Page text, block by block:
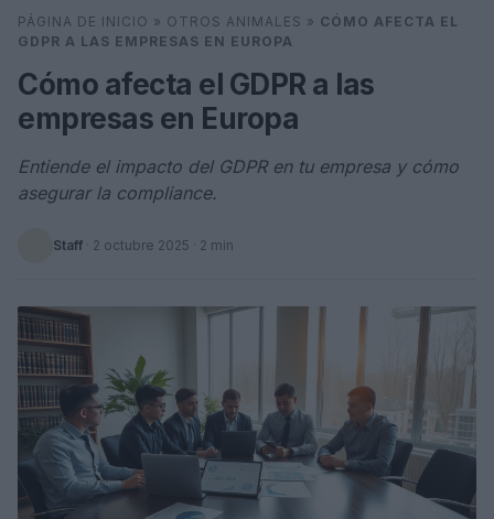
Buscar ⌕ ×
PÁGINA DE INICIO » OTROS ANIMALES » CÓMO AFECTA EL
GDPR A LAS EMPRESAS EN EUROPA
Cómo afecta el GDPR a las
empresas en Europa
Entiende el impacto del GDPR en tu empresa y cómo
asegurar la compliance.
Staff · 2 octubre 2025 · 2 min